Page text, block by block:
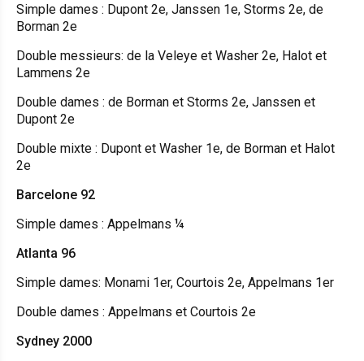
Simple dames : Dupont 2e, Janssen 1e, Storms 2e, de
Borman 2e
Double messieurs: de la Veleye et Washer 2e, Halot et
Lammens 2e
Double dames : de Borman et Storms 2e, Janssen et
Dupont 2e
Double mixte : Dupont et Washer 1e, de Borman et Halot
2e
Barcelone 92
Simple dames : Appelmans ¼
Atlanta 96
Simple dames: Monami 1er, Courtois 2e, Appelmans 1er
Double dames : Appelmans et Courtois 2e
Sydney 2000